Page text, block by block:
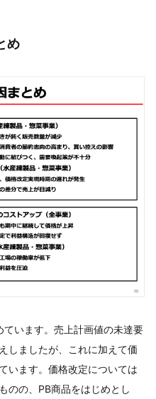
め
います。売上計画値の未達要
しましたが、これに加えて価
います。価格改定については
のの、PB商品をはじめとし